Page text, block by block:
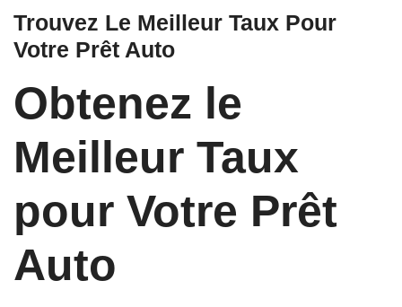
Trouvez Le Meilleur Taux Pour
Votre Prêt Auto
Obtenez le
Meilleur Taux
pour Votre Prêt
Auto